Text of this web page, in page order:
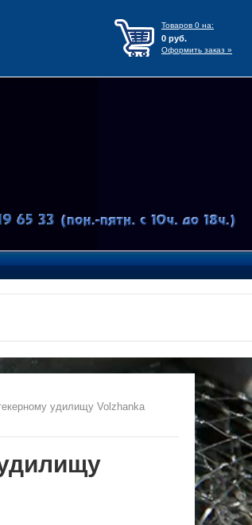
Товаров 0 на:
0 руб.
Оформить заказ »
удилищу Volzhanka